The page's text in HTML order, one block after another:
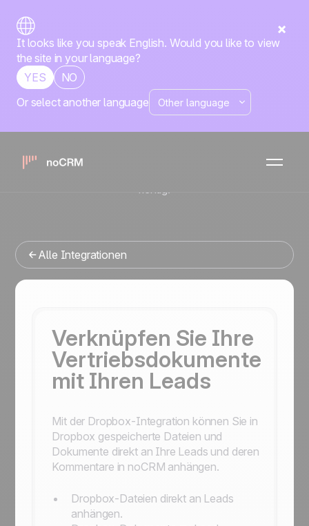
It looks like you speak English. Would you like to view
the site in your language?
YES
NO
Or select another language
Native
DropboxxnoCRM
Sie suchen ein Vertriebsmanagement-Tool, das sich in
richtig.
Alle Integrationen
Verknüpfen Sie Ihre
Vertriebsdokumente
mit Ihren Leads
Mit der Dropbox-Integration können Sie in
Dropbox gespeicherte Dateien und
Dokumente direkt an Ihre Leads und deren
Kommentare in noCRM anhängen.
Dropbox-Dateien direkt an Leads
anhängen.